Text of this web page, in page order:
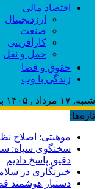
اقتصاد مالی
ارزدیجیتال
صنعت
کارآفرینی
حمل و نقل
حقوق و قضا
زندگی با وب
شنبه, ۱۷ مرداد , ۱۴۰۵ برابر با - Saturday, 8 August , 2026
تازه‌ها:
موهبتی: اصلاح
سخنگوی سپاه:
دقیق‌ پاسخ دادیم
خبرنگاری در
دستیار هوشمند